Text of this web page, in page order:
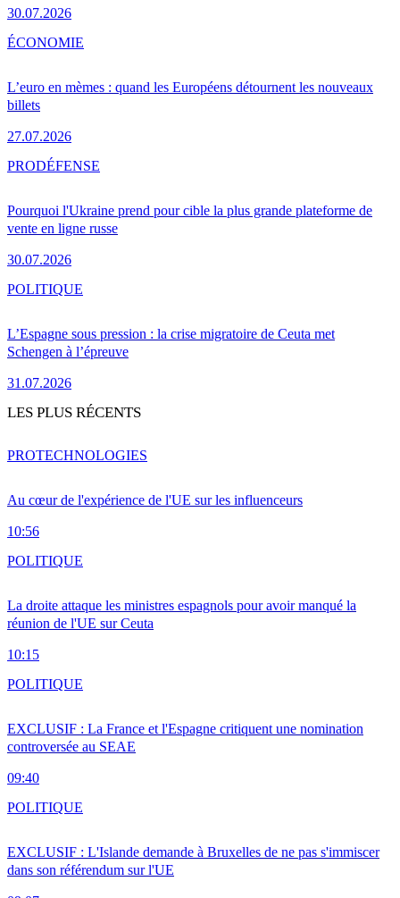
30.07.2026
L’euro en mèmes : quand les Européens détournent les nouveaux
billets
27.07.2026
ÉCONOMIE
Pourquoi l'Ukraine prend pour cible la plus grande plateforme de
vente en ligne russe
30.07.2026
PRODÉFENSE
L’Espagne sous pression : la crise migratoire de Ceuta met
Schengen à l’épreuve
31.07.2026
POLITIQUE
LES PLUS RÉCENTS
Au cœur de l'expérience de l'UE sur les influenceurs
10:56
PROTECHNOLOGIES
La droite attaque les ministres espagnols pour avoir manqué la
réunion de l'UE sur Ceuta
10:15
POLITIQUE
EXCLUSIF : La France et l'Espagne critiquent une nomination
controversée au SEAE
09:40
POLITIQUE
EXCLUSIF : L'Islande demande à Bruxelles de ne pas s'immiscer
dans son référendum sur l'UE
POLITIQUE